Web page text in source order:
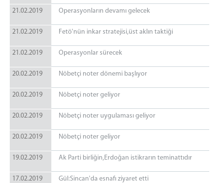
21.02.2019 Operasyonların devamı gelecek
21.02.2019 Fetö'nün inkar stratejisi,üst aklın taktiği
21.02.2019 Operasyonlar sürecek
20.02.2019 Nöbetçi noter dönemi başlıyor
20.02.2019 Nöbetçi noter geliyor
20.02.2019 Nöbetçi noter uygulaması geliyor
20.02.2019 Nöbetçi noter geliyor
19.02.2019 Ak Parti birliğin,Erdoğan istikrarın teminattıdır
17.02.2019 Gül:Sincan'da esnafı ziyaret etti